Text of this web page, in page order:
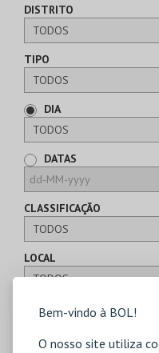
Bem-vindo à BOL!
O nosso site utiliza
DISTRITO
TIPO
DIA
DATAS
CLASSIFICAÇÃO
LOCAL
CARTÕES
TIPO